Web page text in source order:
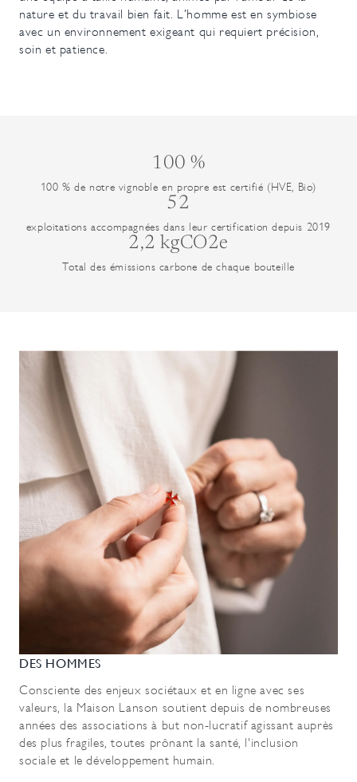
nature et du travail bien fait. L’homme est en symbiose
avec un environnement exigeant qui requiert précision,
soin et patience.
100 %
100 % de notre vignoble en propre est certifié (HVE, Bio)
52
exploitations accompagnées dans leur certification depuis 2019
2,2 kgCO2e
Total des émissions carbone de chaque bouteille
DES HOMMES
Consciente des enjeux sociétaux et en ligne avec ses
valeurs, la Maison Lanson soutient depuis de nombreuses
années des associations à but non-lucratif agissant auprès
des plus fragiles, toutes prônant la santé, l'inclusion
sociale et le développement humain.